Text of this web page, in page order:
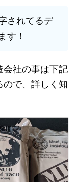
されてるデ
す！
会社の事は下記
ので、詳しく知